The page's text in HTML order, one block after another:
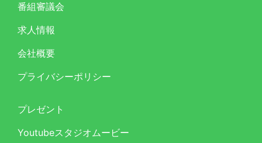
番組審議会
求人情報
会社概要
プライバシーポリシー
プレゼント
Youtubeスタジオムービー